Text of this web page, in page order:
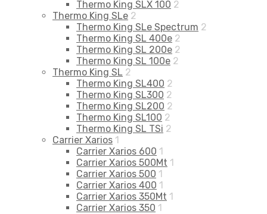
Thermo King SLX 100 2
Thermo King SLe 2
Thermo King SLe Spectrum 2
Thermo King SL 400e 2
Thermo King SL 200e 2
Thermo King SL 100e 2
Thermo King SL 2
Thermo King SL400 2
Thermo King SL300 2
Thermo King SL200 2
Thermo King SL100 2
Thermo King SL TSi 2
Carrier Xarios 1
Carrier Xarios 600 1
Carrier Xarios 500Mt 1
Carrier Xarios 500 1
Carrier Xarios 400 1
Carrier Xarios 350Mt 1
Carrier Xarios 350 1